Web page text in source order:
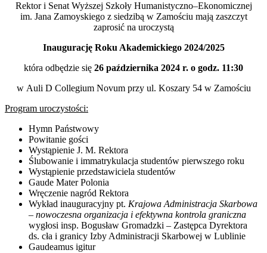
Rektor i Senat Wyższej Szkoły Humanistyczno–Ekonomicznej
im. Jana Zamoyskiego z siedzibą w Zamościu mają zaszczyt
zaprosić na uroczystą
Inaugurację Roku Akademickiego 2024/2025
która odbędzie się 26 października 2024 r. o godz. 11:30
w Auli D Collegium Novum przy ul. Koszary 54 w Zamościu
Program uroczystości:
Hymn Państwowy
Powitanie gości
Wystąpienie J. M. Rektora
Ślubowanie i immatrykulacja studentów pierwszego roku
Wystąpienie przedstawiciela studentów
Gaude Mater Polonia
Wręczenie nagród Rektora
Wykład inauguracyjny pt. Krajowa Administracja Skarbowa
– nowoczesna organizacja i efektywna kontrola graniczna
wygłosi insp. Bogusław Gromadzki – Zastępca Dyrektora
ds. cła i granicy Izby Administracji Skarbowej w Lublinie
Gaudeamus igitur